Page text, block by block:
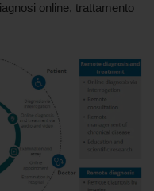
online, trattamento